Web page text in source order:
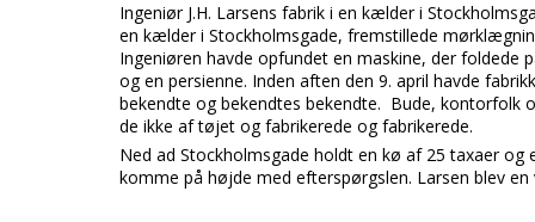
Ingeniør J.H. Larsens fabrik i en kælder i
en kælder i Stockholmsgade, fremstillede
Ingeniøren havde opfundet en maskine, der foldede
og en persienne. Inden aften den 9. april havde
bekendte og bekendtes bekendte. Bude, kontorfolk
de ikke af tøjet og fabrikerede og fabrikerede.
Ned ad Stockholmsgade holdt en kø af 25 taxaer
komme på højde med efterspørgslen. Larsen blev